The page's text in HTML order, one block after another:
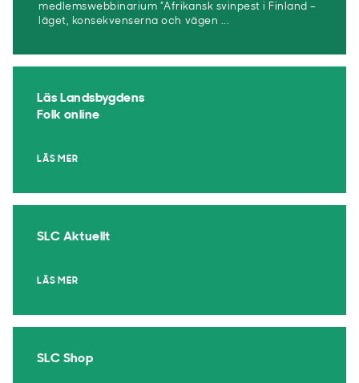
medlemswebbinarium ”Afrikansk svinpest i Finland –
läget, konsekvenserna och vägen ...
Läs Landsbygdens
Folk online
LÄS MER
SLC Aktuellt
LÄS MER
SLC Shop